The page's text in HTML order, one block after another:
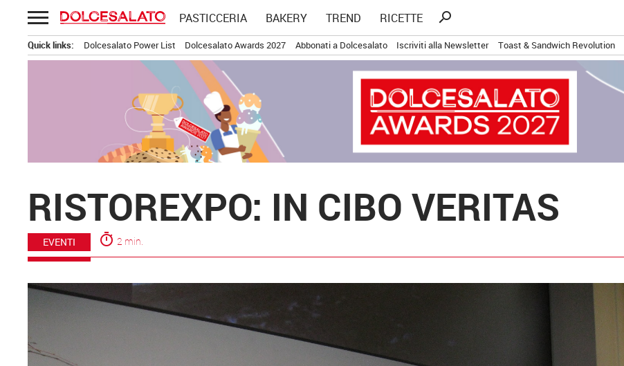
Passa
al
contenuto
PASTICCERIA BAKERY TREND RICETTE
Ricerca
search
Quick links: Dolcesalato Power List Dolcesalato Awards 2027 Abbonati a Dolcesalato Iscriviti alla Newsletter Toast & Sandwich Revolution
RISTOREXPO: IN CIBO VERITAS
EVENTI timer 2 min.